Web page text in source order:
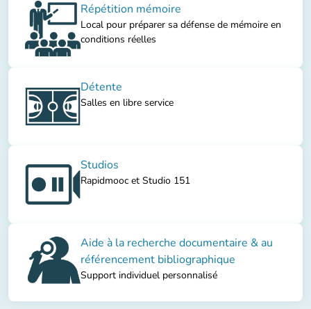
Répétition mémoire
Local pour préparer sa défense de mémoire en
conditions réelles
Détente
Salles en libre service
Studios
Rapidmooc et Studio 151
Aide à la recherche documentaire & au
référencement bibliographique
Support individuel personnalisé